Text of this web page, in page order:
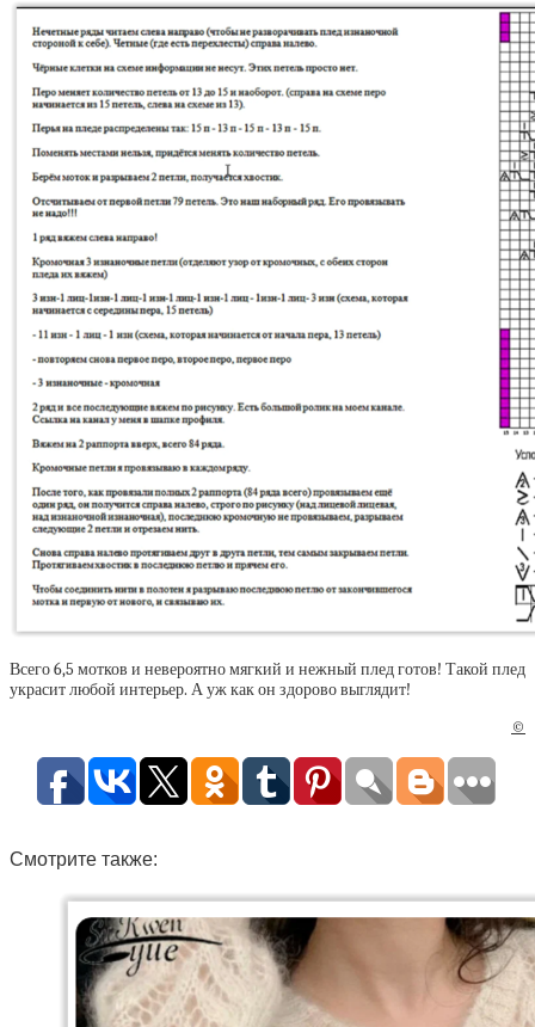
Всего 6,5 мотков и невероятно мягкий и нежный плед готов! Такой плед
украсит любой интерьер. А уж как он здорово выглядит!
©
Смотрите также: